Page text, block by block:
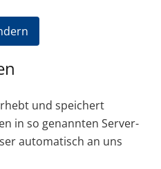
und speichert
in so genannten Server-
automatisch an uns